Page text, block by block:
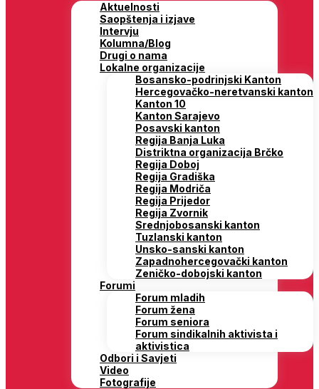
Aktuelnosti
Saopštenja i izjave
Intervju
Kolumna/Blog
Drugi o nama
Lokalne organizacije
Bosansko-podrinjski Kanton
Hercegovačko-neretvanski kanton
Kanton 10
Kanton Sarajevo
Posavski kanton
Regija Banja Luka
Distriktna organizacija Brčko
Regija Doboj
Regija Gradiška
Regija Modriča
Regija Prijedor
Regija Zvornik
Srednjobosanski kanton
Tuzlanski kanton
Unsko-sanski kanton
Zapadnohercegovački kanton
Zeničko-dobojski kanton
Forumi
Forum mladih
Forum žena
Forum seniora
Forum sindikalnih aktivista i
aktivistica
Odbori i Savjeti
Video
Fotografije